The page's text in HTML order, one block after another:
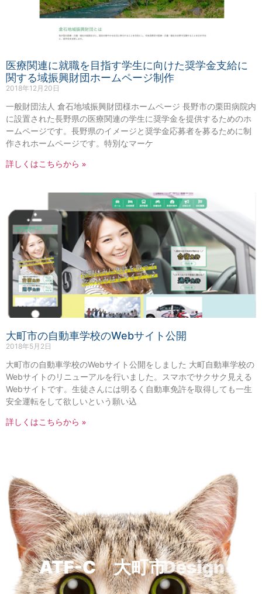
医療関連に就職を目指す学生に向けた奨学金支給に
関する域振興財団ホームページ制作
2018年12月20日
一般財団法人 倉石地域振興財団様ホームページ 長野市の栗田病院内
に設置された長野県の医療関連の学生に奨学金を提供するためのホ
ームページです。長野県のイメージと奨学金応募者を募るために制
作されホームページです。特別なマーケ
詳しくはこちらから »
大町市の自動車学校のWebサイト公開
2018年5月2日
大町市の自動車学校のWebサイト公開をしました 大町自動車学校の
Webサイトのリニューアルを行いました。スマホでサクサク見える
Webサイトです。生徒さんには明るく自動車免許を取得しても一生
安全運転をして欲しいという願い込
詳しくはこちらから »
ATF-C 大町市Design